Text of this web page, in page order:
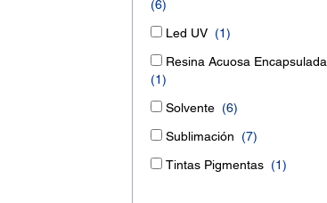
(6)
Led UV (1)
Resina Acuosa Encapsulada
(1)
Solvente (6)
Sublimación (7)
Tintas Pigmentas (1)